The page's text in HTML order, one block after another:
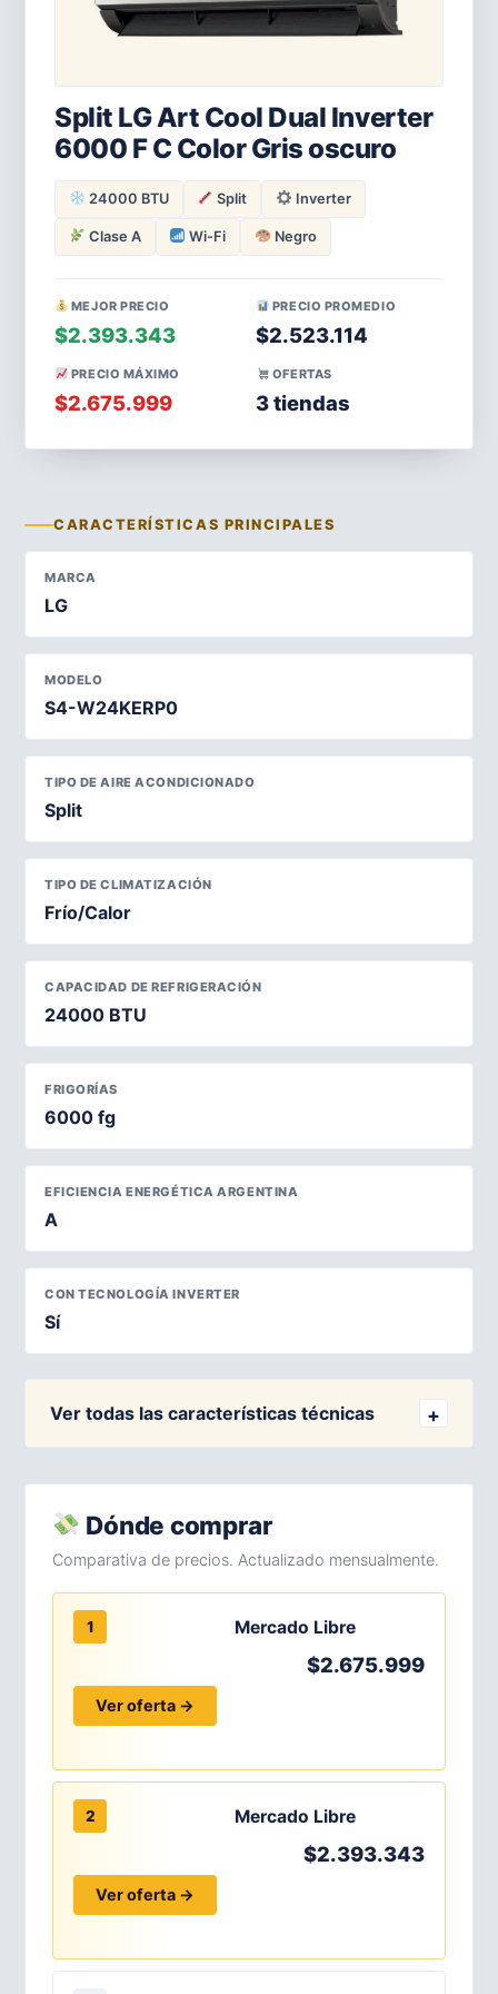
Split LG Art Cool Dual Inverter
6000 F C Color Gris oscuro
24000 BTU Split Inverter
Clase A Wi-Fi Negro
MEJOR PRECIO
$2.393.343
PRECIO PROMEDIO
$2.523.114
PRECIO MÁXIMO
$2.675.999
OFERTAS
3 tiendas
CARACTERÍSTICAS PRINCIPALES
MARCA
LG
MODELO
S4-W24KERP0
TIPO DE AIRE ACONDICIONADO
Split
TIPO DE CLIMATIZACIÓN
Frío/Calor
CAPACIDAD DE REFRIGERACIÓN
24000 BTU
FRIGORÍAS
6000 fg
EFICIENCIA ENERGÉTICA ARGENTINA
A
CON TECNOLOGÍA INVERTER
Sí
Ver todas las características técnicas
Dónde comprar
Comparativa de precios. Actualizado mensualmente.
1 Mercado Libre
$2.675.999
Ver oferta →
2 Mercado Libre
$2.393.343
Ver oferta →